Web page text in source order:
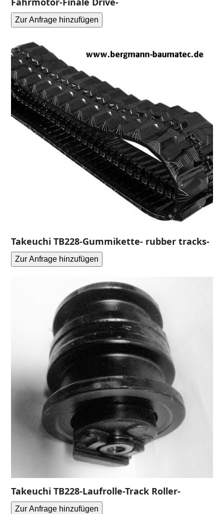
Zur Anfrage hinzufügen
Takeuchi TB228-Gummikette- rubber tracks-
Zur Anfrage hinzufügen
Takeuchi TB228-Laufrolle-Track Roller-
Zur Anfrage hinzufügen